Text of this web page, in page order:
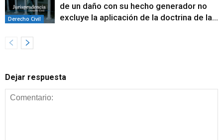
Derecho Civil
de un daño con su hecho generador no
excluye la aplicación de la doctrina de la...
Dejar respuesta